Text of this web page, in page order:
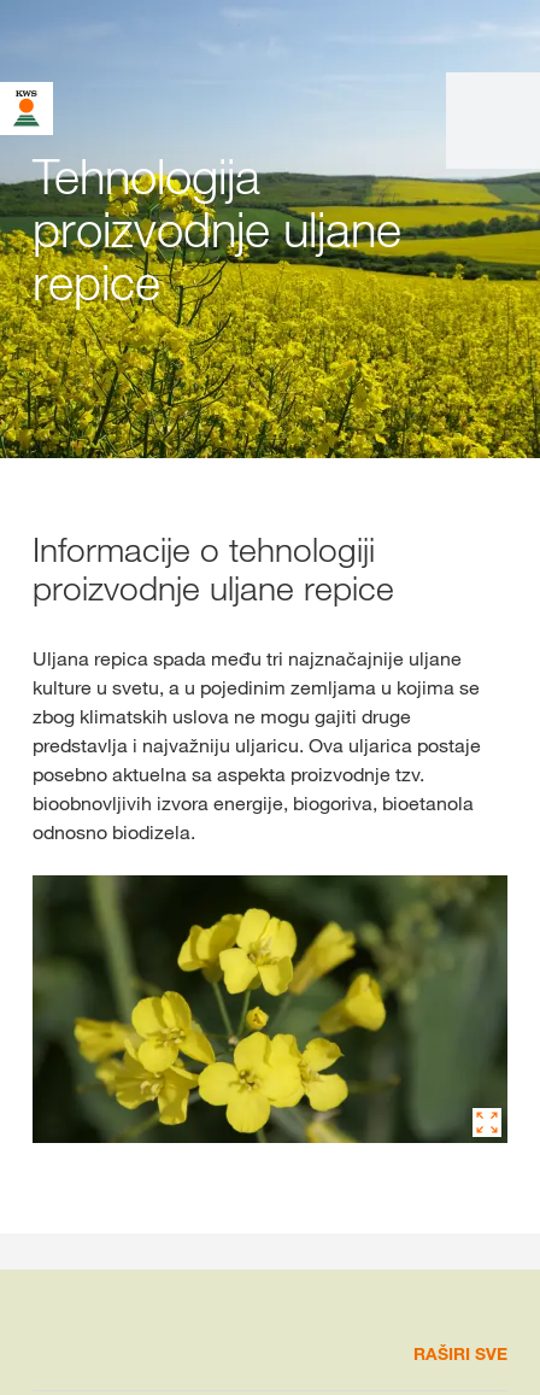
Tehnologija
proizvodnje uljane
repice
Informacije o tehnologiji
proizvodnje uljane repice
Uljana repica spada među tri najznačajnije uljane
kulture u svetu, a u pojedinim zemljama u kojima se
zbog klimatskih uslova ne mogu gajiti druge
predstavlja i najvažniju uljaricu. Ova uljarica postaje
posebno aktuelna sa aspekta proizvodnje tzv.
bioobnovljivih izvora energije, biogoriva, bioetanola
odnosno biodizela.
RAŠIRI SVE